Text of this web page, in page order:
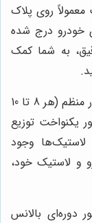
معمولاً روی پلاک
خودرو درج شده
به شما کمک
لاستیک‌ها را به طور منظم (هر 8 تا 10
یکنواخت توزیع
لاستیک‌ها وجود
و لاستیک خود،
دوره‌ای بالانس